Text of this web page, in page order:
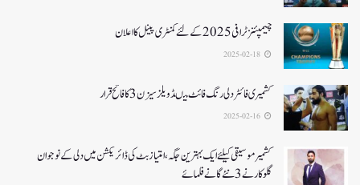
چیمپئنز ٹرافی 2025کے لئے کمنٹری پینل کا اعلان
کشمیری فائٹر دلی رنگ فائٹ میںڈویلز سیزن 3کا فاتح قرار
کشمیرموسیقی کیلئے ایک بہترین جگہ ،امتیاز بٹ کی ڈائریکشن میں دلی کے نوجوان
گلوکارنے3نئے گانے فلمائے